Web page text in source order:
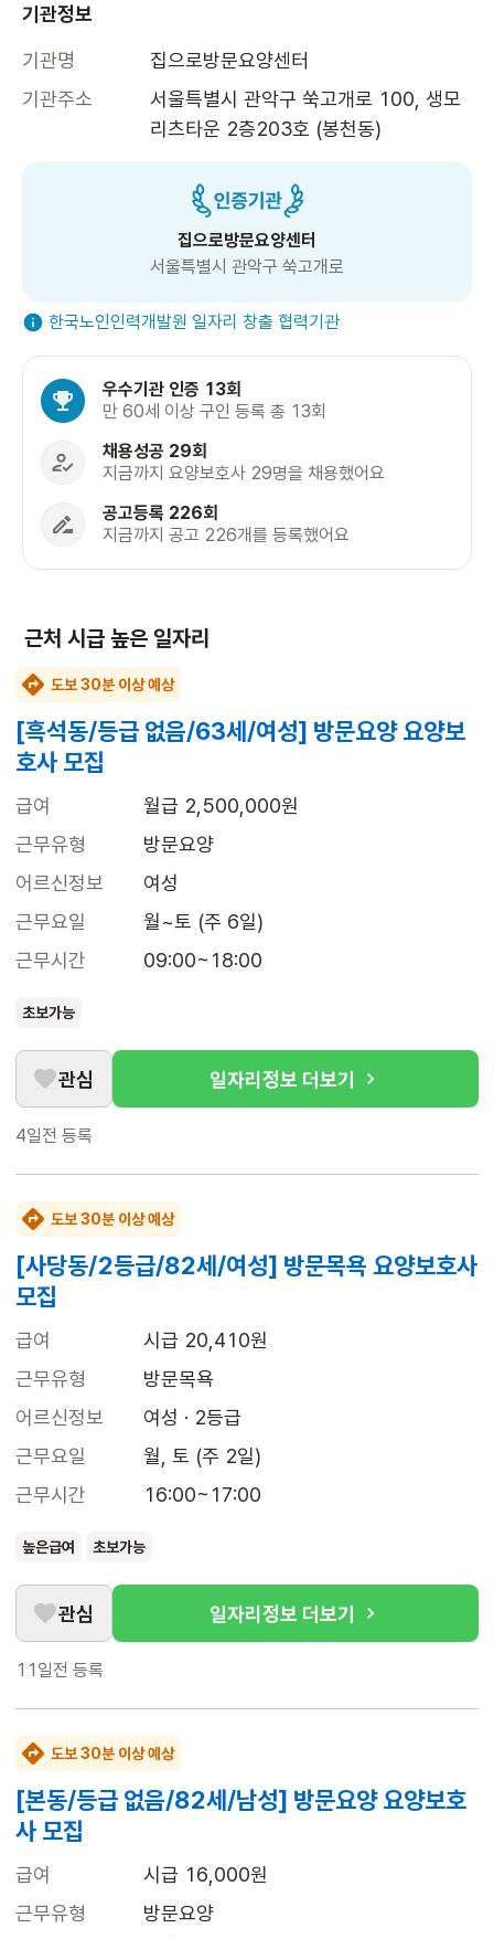
기관정보
기관명
집으로방문요양센터
기관주소
서울특별시 관악구 쑥고개로 100, 생모
리츠타운 2층203호 (봉천동)
집으로방문요양센터
서울특별시 관악구 쑥고개로
한국노인인력개발원 일자리 창출 협력기관
우수기관 인증 13회
만 60세 이상 구인 등록 총 13회
채용성공 29회
지금까지 요양보호사 29명을 채용했어요
공고등록 226회
지금까지 공고 226개를 등록했어요
근처 시급 높은 일자리
도보 30분 이상 예상
[흑석동/등급 없음/63세/여성] 방문요양 요양보
호사 모집
급여
월급 2,500,000원
근무유형
방문요양
어르신정보
여성
근무요일
월~토 (주 6일)
근무시간
09:00~18:00
초보가능
관심 일자리정보 더보기
4일전 등록
도보 30분 이상 예상
[사당동/2등급/82세/여성] 방문목욕 요양보호사
모집
급여
시급 20,410원
근무유형
방문목욕
어르신정보
여성 · 2등급
근무요일
월, 토 (주 2일)
근무시간
16:00~17:00
높은급여 초보가능
관심 일자리정보 더보기
11일전 등록
도보 30분 이상 예상
[본동/등급 없음/82세/남성] 방문요양 요양보호
사 모집
급여
시급 16,000원
근무유형
방문요양